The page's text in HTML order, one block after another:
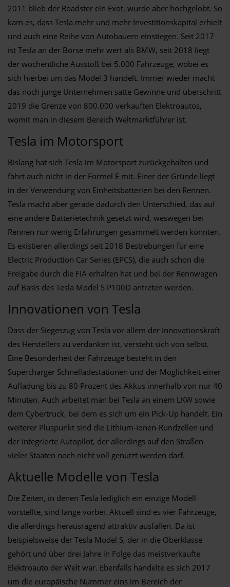
2011 blieb der Roadster ein Exot, wurde aber hochgelobt. So
kam es, dass Tesla mehr und mehr Investitionskapital erhielt
und auch eine Reihe von Autobauern einstiegen. Seit 2017
ist Tesla an der Börse mehr wert als BMW, seit 2018 liegt
der wöchentliche Ausstoß bei 5.000 Fahrzeuge, wobei es
sich hierbei um das Model 3 handelt. Immer wieder macht
das noch junge Unternehmen satte Gewinne und überschritt
2019 die Grenze von 800.000 verkauften Elektroautos,
womit man in diesem Bereich Weltmarktführer ist.
Tesla im Motorsport
Bislang hat sich Tesla im Motorsport zurückgehalten und
fährt auch nicht in der Formel E mit. Einer der Gründe liegt
in der Verwendung von Einheitsbatterien bei den Rennen.
Tesla macht aber gerade dadurch den Unterschied, das auf
eine andere Batterietechnik gesetzt wird, weswegen bei
Rennen nur wenig Erfahrungen gesammelt werden könnten.
Es existieren allerdings seit 2018 Bestrebungen für eine
Electric Production Car Series (EPCS), die auch schon die
Freigabe durch die FIA erhalten hat und bei der Rennwagen
auf Basis des Tesla Model S P100D antreten werden.
Innovationen von Tesla
Dass der Siegeszug von Tesla vor allem der Innovationskraft
des Herstellers zu verdanken ist, versteht sich von selbst.
Eine Besonderheit der Fahrzeuge besteht in den
Supercharger Schnelladestationen und der Möglichkeit einer
Aufladung bis zu 80 Prozent des Akkus innerhalb von nur 40
Minuten. Auch arbeitet man bei Tesla an einem LKW sowie
dem Cybertruck, bei dem es sich um ein Pick-Up handelt. Ein
weiterer Pluspunkt sind die Lithium-Ionen-Rundzellen und
der integrierte Autopilot, der allerdings auf den Straßen
vieler Staaten noch nicht voll genutzt werden darf.
Aktuelle Modelle von Tesla
Die Zeiten, in denen Tesla lediglich ein einzige Modell
vorstellte, sind lange vorbei. Aktuell sind es vier Fahrzeuge,
die allerdings herausragend attraktiv ausfallen. Da ist
beispielsweise der Tesla Model S, der in die Oberklasse
gehört und über drei Jahre in Folge das meistverkaufte
Elektroauto der Welt war. Ebenfalls handelte es sich 2017
um die europäische Nummer eins im Bereich der